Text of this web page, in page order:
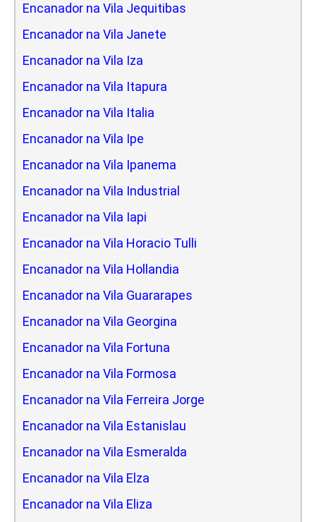
Encanador na Vila Jequitibas
Encanador na Vila Janete
Encanador na Vila Iza
Encanador na Vila Itapura
Encanador na Vila Italia
Encanador na Vila Ipe
Encanador na Vila Ipanema
Encanador na Vila Industrial
Encanador na Vila Iapi
Encanador na Vila Horacio Tulli
Encanador na Vila Hollandia
Encanador na Vila Guararapes
Encanador na Vila Georgina
Encanador na Vila Fortuna
Encanador na Vila Formosa
Encanador na Vila Ferreira Jorge
Encanador na Vila Estanislau
Encanador na Vila Esmeralda
Encanador na Vila Elza
Encanador na Vila Eliza